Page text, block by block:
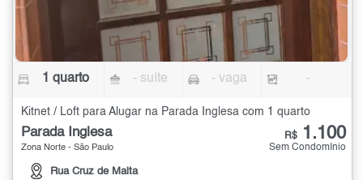
1 quarto - suíte - vaga -
Kitnet / Loft para Alugar na Parada Inglesa com 1 quarto
Parada Inglesa
Zona Norte - São Paulo
Rua Cruz de Malta
R$ 1.100
Sem Condomínio